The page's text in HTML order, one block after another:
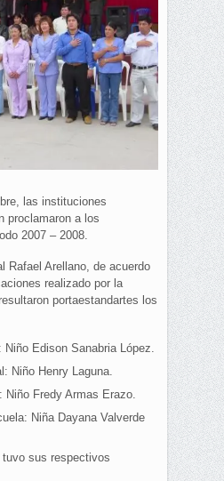
las instituciones
proclamaron a los
2007 – 2008.
Rafael Arellano, de acuerdo
realizado por la
portaestandartes los
Niño Edison Sanabria López.
Niño Henry Laguna.
Niño Fredy Armas Erazo.
Niña Dayana Valverde
tuvo sus respectivos